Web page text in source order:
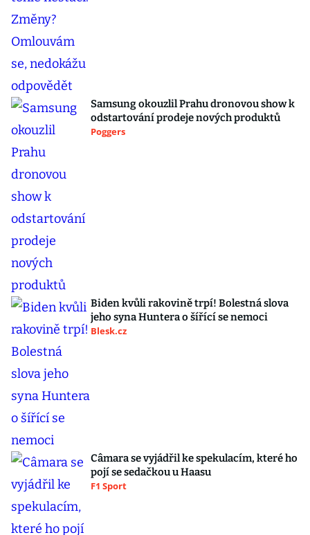
Samsung okouzlil Prahu dronovou show k
odstartování prodeje nových produktů
Poggers
Biden kvůli rakovině trpí! Bolestná slova
jeho syna Huntera o šířící se nemoci
Blesk.cz
Câmara se vyjádřil ke spekulacím, které ho
pojí se sedačkou u Haasu
F1 Sport